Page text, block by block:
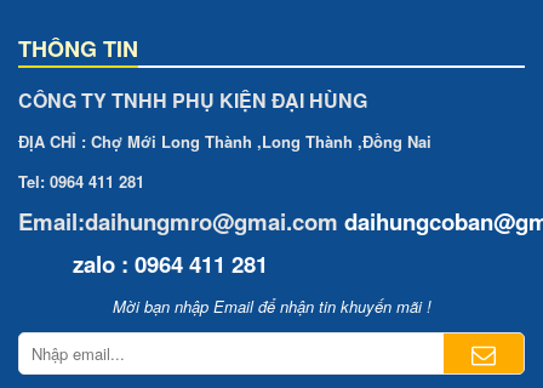
THÔNG TIN
CÔNG TY TNHH PHỤ KIỆN ĐẠI HÙNG
ĐỊA CHỈ : Chợ Mới Long Thành ,Long Thành ,Đồng Nai
Tel: 0964 411 281
Email:daihungmro@gmai.com daihungcoban
zalo : 0964 411 281
Mời bạn nhập Email để nhận tin khuyến mãi !